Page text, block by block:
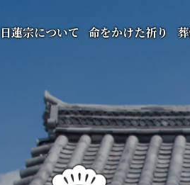
日蓮宗について 命をかけた祈り